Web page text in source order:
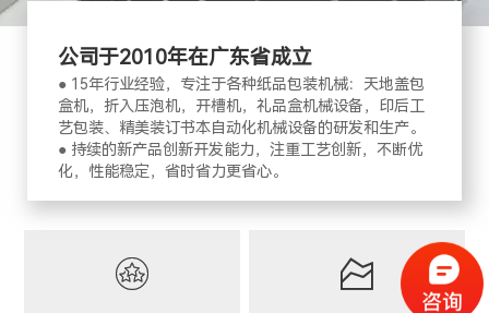
公司于2010年在广东省成立
● 15年行业经验，专注于各种纸品包装机械：天地盖包
盒机，折入压泡机，开槽机，礼品盒机械设备，印后工
艺包装、精美装订书本自动化机械设备的研发和生产。
● 持续的新产品创新开发能力，注重工艺创新，不断优
化，性能稳定，省时省力更省心。
 